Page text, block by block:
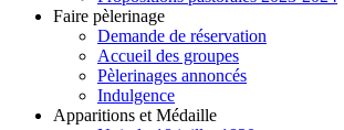
Faire pèlerinage
Demande de réservation
Accueil des groupes
Pèlerinages annoncés
Indulgence
Apparitions et Médaille